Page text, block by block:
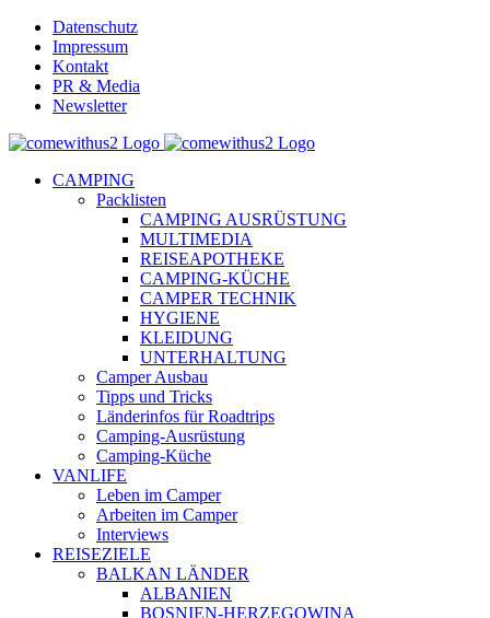
Skip
content
Datenschutz
Impressum
Kontakt
PR & Media
Newsletter
YouTube
Facebook
Twitter
Instagram
Pinterest
Email
CAMPING
Packlisten
CAMPING AUSRÜSTUNG
MULTIMEDIA
REISEAPOTHEKE
CAMPING-KÜCHE
CAMPER TECHNIK
HYGIENE
KLEIDUNG
UNTERHALTUNG
Camper Ausbau
Tipps und Tricks
Länderinfos für Roadtrips
Camping-Ausrüstung
Camping-Küche
VANLIFE
Leben im Camper
Arbeiten im Camper
Interviews
REISEZIELE
BALKAN LÄNDER
ALBANIEN
BOSNIEN-HERZEGOWINA